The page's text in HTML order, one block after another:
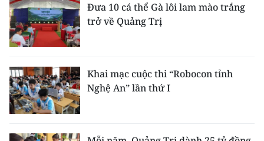
Đưa 10 cá thể Gà lôi lam mào trắng
trở về Quảng Trị
Khai mạc cuộc thi “Robocon tỉnh
Nghệ An” lần thứ I